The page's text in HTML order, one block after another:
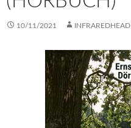
10/11/2021 INFRAREDHEAD